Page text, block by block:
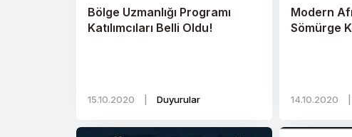
Bölge Uzmanlığı Programı
Katılımcıları Belli Oldu!
15.10.2020 Duyurular
Modern
Sömürge
14.10.2020